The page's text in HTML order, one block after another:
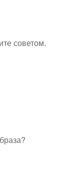
советом.